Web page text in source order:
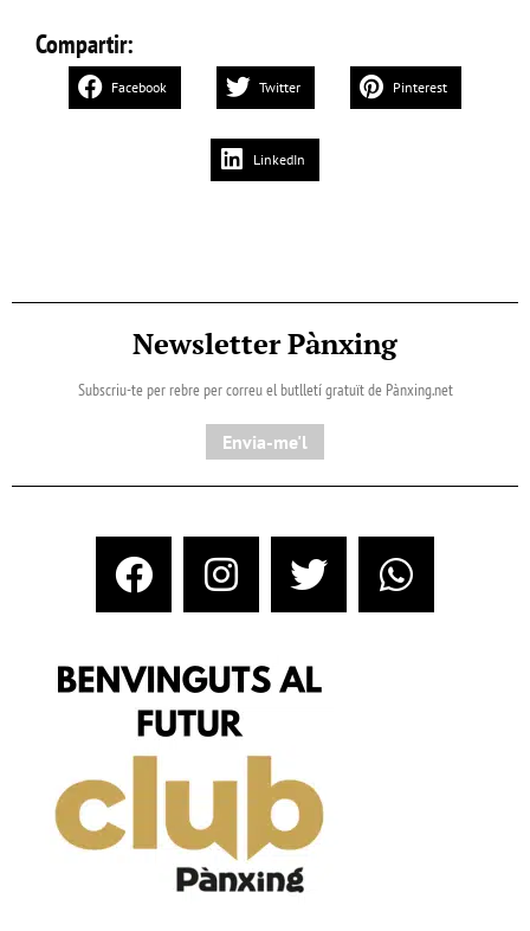
Compartir:
Facebook Twitter Pinterest
LinkedIn
Newsletter Pànxing
Subscriu-te per rebre per correu el butlletí gratuït de Pànxing.net​
Envia-me'l